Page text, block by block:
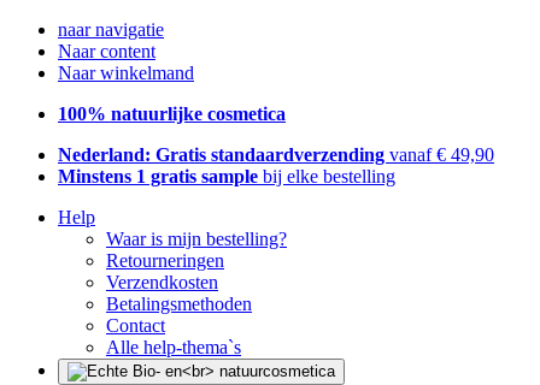
naar navigatie
Naar content
Naar winkelmand
100% natuurlijke cosmetica
Nederland: Gratis standaardverzending vanaf € 49,90
Minstens 1 gratis sample bij elke bestelling
Help
Waar is mijn bestelling?
Retourneringen
Verzendkosten
Betalingsmethoden
Contact
Alle help-thema`s